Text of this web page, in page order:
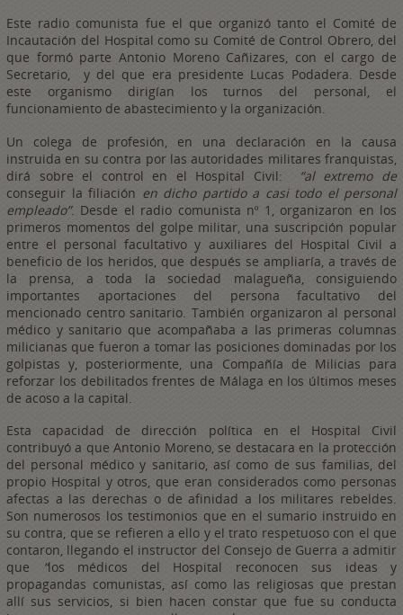
Este radio comunista fue el que organizó tanto el Comité de
Incautación del Hospital como su Comité de Control Obrero, del
que formó parte Antonio Moreno Cañizares, con el cargo de
Secretario, y del que era presidente Lucas Podadera. Desde
este organismo dirigían los turnos del personal, el
funcionamiento de abastecimiento y la organización.
Un colega de profesión, en una declaración en la causa
instruida en su contra por las autoridades militares franquistas,
dirá sobre el control en el Hospital Civil:
“al extremo de
conseguir la filiación en dicho partido a casi todo el personal
empleado”. Desde el radio comunista nº 1, organizaron en los
primeros momentos del golpe militar, una suscripción popular
entre el personal facultativo y auxiliares del Hospital Civil a
beneficio de los heridos, que después se ampliaría, a través de
la prensa, a toda la sociedad malagueña, consiguiendo
importantes aportaciones del persona facultativo del
mencionado centro sanitario. También organizaron al personal
médico y sanitario que acompañaba a las primeras columnas
milicianas que fueron a tomar las posiciones dominadas por los
golpistas y, posteriormente, una Compañía de Milicias para
reforzar los debilitados frentes de Málaga en los últimos meses
de acoso a la capital.
Esta capacidad de dirección política en el Hospital Civil
contribuyó a que Antonio Moreno, se destacara en la protección
del personal médico y sanitario, así como de sus familias, del
propio Hospital y otros, que eran considerados como personas
afectas a las derechas o de afinidad a los militares rebeldes.
Son numerosos los testimonios que en el sumario instruido en
su contra, que se refieren a ello y el trato respetuoso con el que
contaron, llegando el instructor del Consejo de Guerra a admitir
que
“los médicos del Hospital reconocen sus ideas y
propagandas comunistas, así como las religiosas que prestan
allí sus servicios, si bien hacen constar que fue su conducta